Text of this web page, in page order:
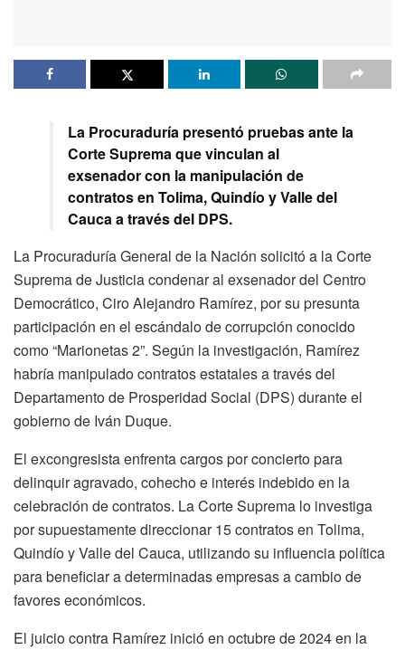
La Procuraduría presentó pruebas ante la
Corte Suprema que vinculan al
exsenador con la manipulación de
contratos en Tolima, Quindío y Valle del
Cauca a través del DPS.
La Procuraduría General de la Nación solicitó a la Corte
Suprema de Justicia condenar al exsenador del Centro
Democrático, Ciro Alejandro Ramírez, por su presunta
participación en el escándalo de corrupción conocido
como “Marionetas 2”. Según la investigación, Ramírez
habría manipulado contratos estatales a través del
Departamento de Prosperidad Social (DPS) durante el
gobierno de Iván Duque.
El excongresista enfrenta cargos por concierto para
delinquir agravado, cohecho e interés indebido en la
celebración de contratos. La Corte Suprema lo investiga
por supuestamente direccionar 15 contratos en Tolima,
Quindío y Valle del Cauca, utilizando su influencia política
para beneficiar a determinadas empresas a cambio de
favores económicos.
El juicio contra Ramírez inició en octubre de 2024 en la